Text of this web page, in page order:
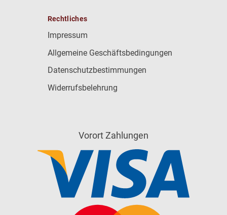
Rechtliches
Impressum
Allgemeine Geschäftsbedingungen
Datenschutzbestimmungen
Widerrufsbelehrung
Vorort Zahlungen